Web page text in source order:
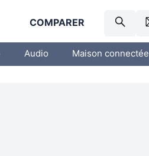
COMPARER
Audio Maison connectée